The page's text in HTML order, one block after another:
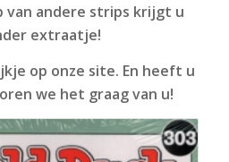
andere strips krijgt u
extraatje!
op onze site. En heeft u
we het graag van u!